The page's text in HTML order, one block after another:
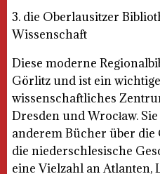
3. die Oberlausitzer
Wissenschaft
Diese moderne
Görlitz und ist ein
wissenschaftliches
Dresden und Wrocław.
anderem Bücher über die
die niederschlesische
eine Vielzahl an Atlanten,